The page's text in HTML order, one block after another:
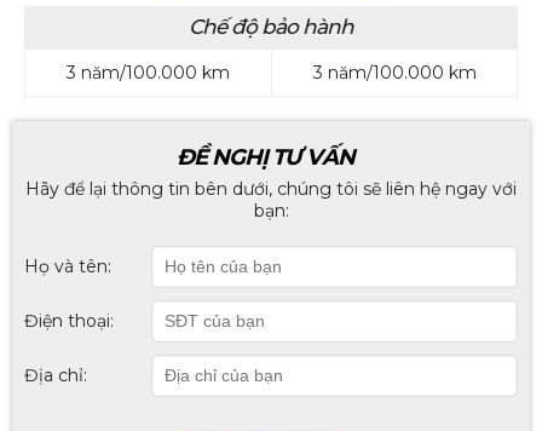
Chế độ bảo hành
3 năm/100.000 km 3 năm/100.000 km
ĐỀ NGHỊ TƯ VẤN
Hãy để lại thông tin bên dưới, chúng tôi sẽ liên hệ ngay với
bạn:
Họ và tên:
Điện thoại:
Địa chỉ: